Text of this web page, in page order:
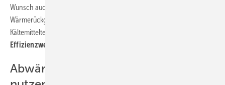
Wunsch auch von Türluftschleiern. Mit der integrierten
Wärmerückgewinnung und der VRT-Technologie (variable
Kältemitteltemperatur) bietet die Anlage hervorragende
Effizienzwerte
Abwärme für Pool und Trinkwasser